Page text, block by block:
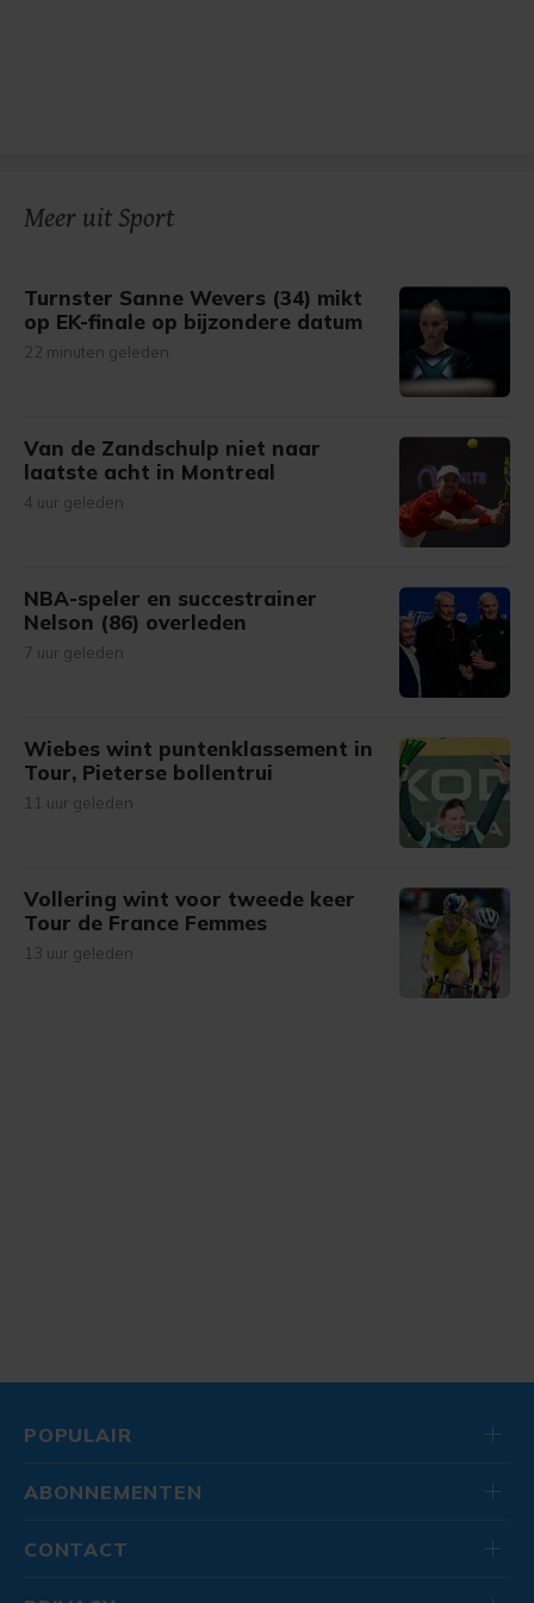
Meer uit Sport
Turnster Sanne Wevers (34) mikt
op EK-finale op bijzondere datum
22 minuten geleden
Van de Zandschulp niet naar
laatste acht in Montreal
4 uur geleden
NBA-speler en succestrainer
Nelson (86) overleden
7 uur geleden
Wiebes wint puntenklassement in
Tour, Pieterse bollentrui
11 uur geleden
Vollering wint voor tweede keer
Tour de France Femmes
13 uur geleden
POPULAIR
ABONNEMENTEN
CONTACT